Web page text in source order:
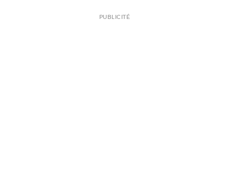
PUBLICITÉ